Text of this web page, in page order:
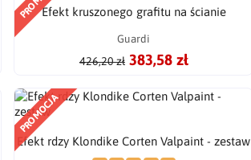
Efekt kruszonego grafitu na ścianie
Guardi
426,20 zł 383,58 zł
PROMOCJA
Efekt rdzy Klondike Corten Valpaint - zestaw